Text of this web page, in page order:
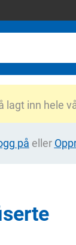
lagt inn hele
på eller